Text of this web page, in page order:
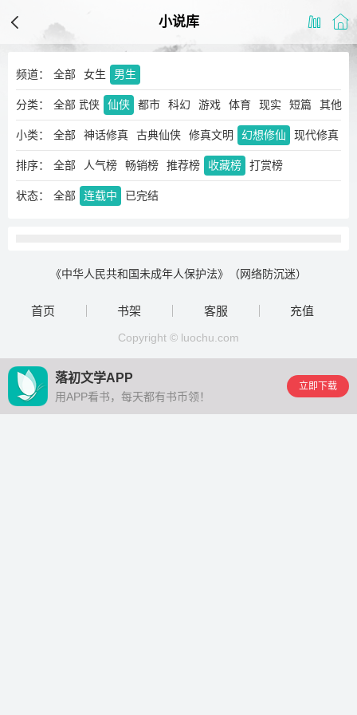
小说库
频道： 全部 女生 男生
分类： 全部
玄幻 奇幻 武侠 仙侠 都市 科幻 游戏 体育 现实 短篇 其他
小类： 全部 神话修真 古典仙侠 修真文明 幻想修仙 现代修真
排序： 全部 人气榜 畅销榜 推荐榜 收藏榜 打赏榜
状态： 全部 连载中 已完结
《中华人民共和国未成年人保护法》（网络防沉迷）
首页 书架 客服 充值
Copyright © luochu.com
落初文学APP
用APP看书，每天都有书币领！
立即下载